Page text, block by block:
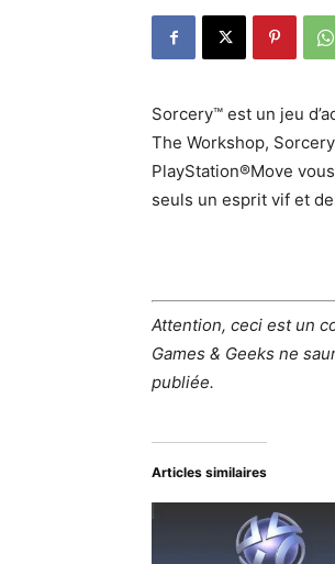
Sorcery™ est un jeu
The Workshop,
PlayStation®Move
seuls un esprit vif et
Attention, ceci est un
Games & Geeks ne
publiée.
Articles similaires